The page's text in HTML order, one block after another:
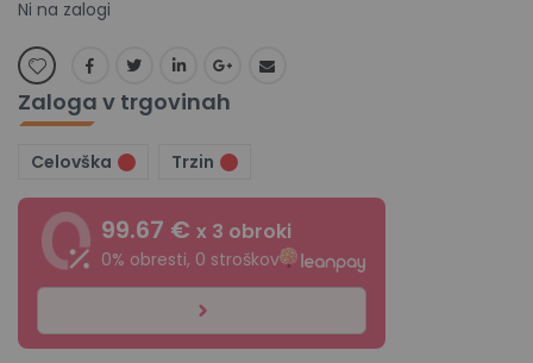
Ni na zalogi
Zaloga v trgovinah
Celovška Trzin
99.67 € x 3 obroki
0% obresti, 0 stroškov